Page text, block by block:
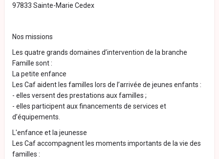
97833 Sainte-Marie Cedex
Nos missions
Les quatre grands domaines d’intervention de la branche
Famille sont :
La petite enfance
Les Caf aident les familles lors de l’arrivée de jeunes enfants :
- elles versent des prestations aux familles ;
- elles participent aux financements de services et
d’équipements.
L'enfance et la jeunesse
Les Caf accompagnent les moments importants de la vie des
familles :